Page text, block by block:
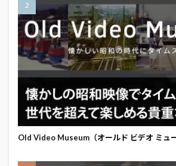
Old Video Museum（オールド ビデオ ミュー